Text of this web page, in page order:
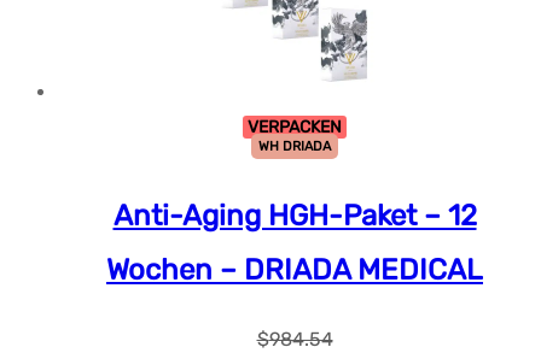
VERPACKEN
WH DRIADA
Anti-Aging HGH-Paket – 12
Wochen – DRIADA MEDICAL
$984.54